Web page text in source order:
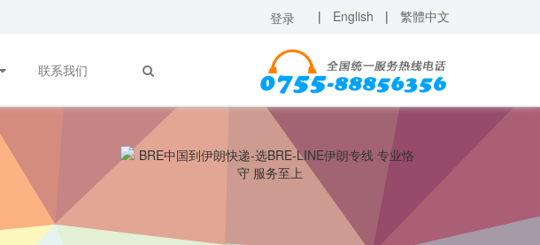
登录 | English | 繁體中文
联系我们